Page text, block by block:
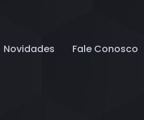
Novidades Fale Conosco